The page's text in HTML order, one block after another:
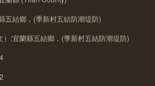
五結鄉，(季新村五結防潮堤防)
）:宜蘭縣五結鄉，(季新村五結防潮堤防)